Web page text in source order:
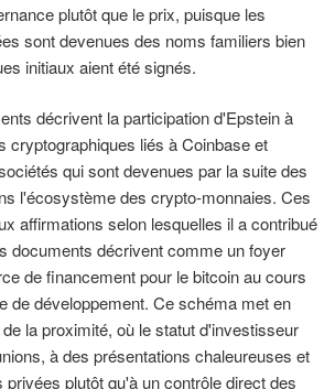
plutôt que le prix, puisque les
sont devenues des noms familiers bien
initiaux aient été signés.
décrivent la participation d'Epstein à
cryptographiques liés à Coinbase et
qui sont devenues par la suite des
l'écosystème des crypto-monnaies. Ces
affirmations selon lesquelles il a contribué
documents décrivent comme un foyer
de financement pour le bitcoin au cours
de développement. Ce schéma met en
la proximité, où le statut d'investisseur
à des présentations chaleureuses et
plutôt qu'à un contrôle direct des